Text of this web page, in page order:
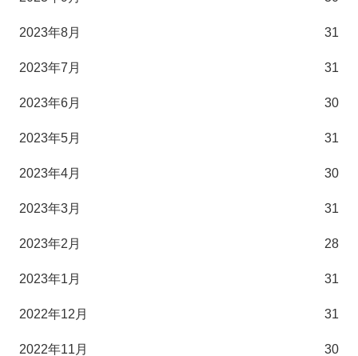
2023年8月 31
2023年7月 31
2023年6月 30
2023年5月 31
2023年4月 30
2023年3月 31
2023年2月 28
2023年1月 31
2022年12月 31
2022年11月 30